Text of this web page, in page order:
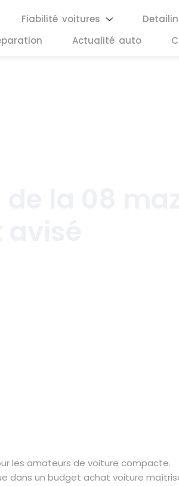
Fiabilité voitures
Actualité auto
les amateurs de voiture compacte.
dans un budget achat voiture